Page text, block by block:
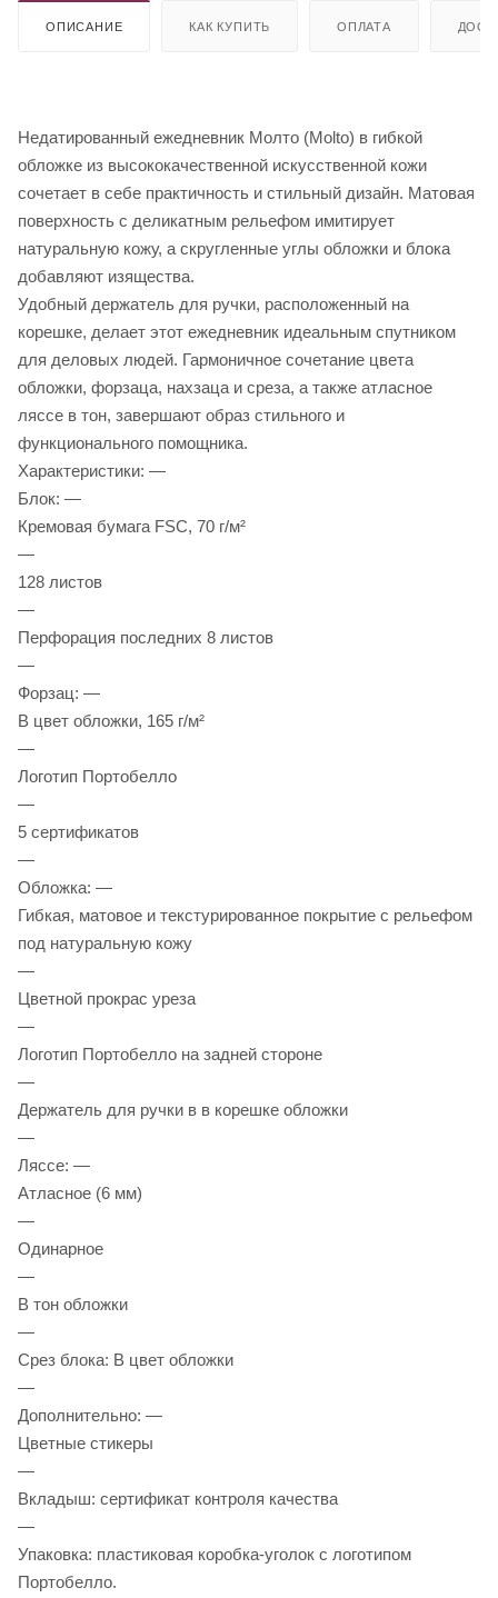
ОПИСАНИЕ КАК КУПИТЬ ОПЛАТА
Недатированный ежедневник Молто (Molto) в гибкой
обложке из высококачественной искусственной кожи
сочетает в себе практичность и стильный дизайн. Матовая
поверхность с деликатным рельефом имитирует
натуральную кожу, а скругленные углы обложки и блока
добавляют изящества.
Удобный держатель для ручки, расположенный на
корешке, делает этот ежедневник идеальным спутником
для деловых людей. Гармоничное сочетание цвета
обложки, форзаца, нахзаца и среза, а также атласное
ляссе в тон, завершают образ стильного и
функционального помощника.
Характеристики: —
Блок: —
Кремовая бумага FSC, 70 г/м²
—
128 листов
—
Перфорация последних 8 листов
—
Форзац: —
В цвет обложки, 165 г/м²
—
Логотип Портобелло
—
5 сертификатов
—
Обложка: —
Гибкая, матовое и текстурированное покрытие с рельефом
под натуральную кожу
—
Цветной прокрас уреза
—
Логотип Портобелло на задней стороне
—
Держатель для ручки в в корешке обложки
—
Ляссе: —
Атласное (6 мм)
—
Одинарное
—
В тон обложки
—
Срез блока: В цвет обложки
—
Дополнительно: —
Цветные стикеры
—
Вкладыш: сертификат контроля качества
—
Упаковка: пластиковая коробка-уголок с логотипом
Портобелло.